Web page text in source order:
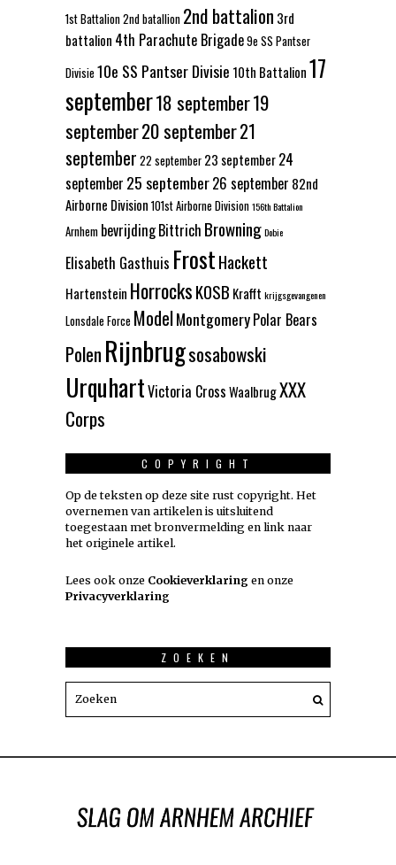
1st Battalion2nd batallion 2nd battalion 3rd
battalion 4th Parachute Brigade9e SS Pantser
Divisie 10e SS Pantser Divisie 10th Battalion17
september18 september19
september20 september21
september 22 september 23 september24
september 25 september26 september 82nd
Airborne Division 101st Airborne Division156th Battalion
Arnhem bevrijdingBittrich BrowningDobie
Elisabeth Gasthuis FrostHackett
Hartenstein HorrocksKOSB Krafft krijgsgevangenen
Lonsdale Force ModelMontgomeryPolar Bears
PolenRijnbrugsosabowski
UrquhartVictoria CrossWaalbrugXXX
Corps
COPYRIGHT
Op de teksten op deze site rust copyright. Het
overnemen van artikelen is uitsluitend
toegestaan met bronvermelding en link naar
het originele artikel.
Lees ook onze Cookieverklaring en onze
Privacyverklaring
ZOEKEN